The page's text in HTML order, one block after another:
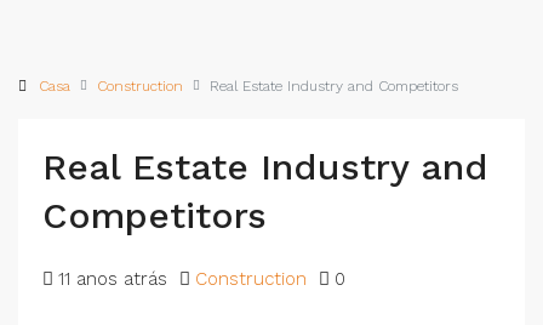
Casa Construction Real Estate Industry and Competitors
Real Estate Industry and
Competitors
11 anos atrás Construction 0